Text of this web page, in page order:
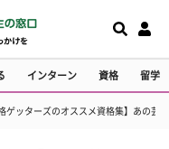
インターン 資格 留学
格ゲッターズのオススメ資格集】あの芸